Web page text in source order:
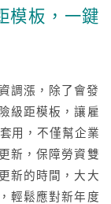
模板，一鍵
調漲，除了會發
級距模板，讓雇
用，不僅幫企業
新，保障勞資雙
新的時間，大大
輕鬆應對新年度